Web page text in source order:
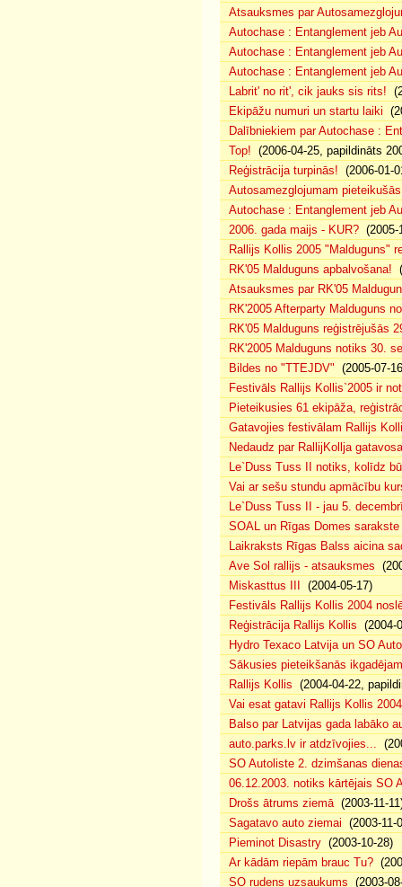
Atsauksmes par
Autochase : Entanglement jeb
Autochase : Entanglement jeb
Autochase : Entanglement jeb
Labrit' no rit', cik jauks sis rits!
Ekipāžu numuri un startu laiki
Dalībniekiem par Autochase :
Top! (2006-04-25, papildināts
Reģistrācija turpinās! (2006-01-
Autosamezglojumam
Autochase : Entanglement jeb
2006. gada maijs - KUR? (2005-
Rallijs Kollis 2005 "Malduguns"
RK'05 Malduguns apbalvošana!
Atsauksmes par RK'05
RK'2005 Afterparty Malduguns
RK'05 Malduguns reģistrējušās
RK'2005 Malduguns notiks 30.
Bildes no "TTEJDV" (2005-07-
Festivāls Rallijs Kollis`2005 ir
Pieteikusies 61 ekipāža,
Gatavojies festivālam Rallijs
Nedaudz par RallijKollja
Le`Duss Tuss II notiks, kolīdz
Vai ar sešu stundu apmācību
Le`Duss Tuss II - jau 5.
SOAL un Rīgas Domes
Laikraksts Rīgas Balss aicina
Ave Sol rallijs - atsauksmes
Miskasttus III
(2004-05-17)
Festivāls Rallijs Kollis 2004
Reģistrācija Rallijs Kollis (2004-
Hydro Texaco Latvija un SO
Sākusies pieteikšanās
Rallijs Kollis (2004-04-22,
Vai esat gatavi Rallijs Kollis
Balso par Latvijas gada labāko
auto.parks.lv ir atdzīvojies...
SO Autoliste 2. dzimšanas
06.12.2003. notiks kārtējais SO
Drošs ātrums ziemā(2003-11-
Sagatavo auto ziemai (2003-11-
Pieminot Disastry (2003-10-28)
Ar kādām riepām brauc Tu?
SO rudens uzsaukums (2003-